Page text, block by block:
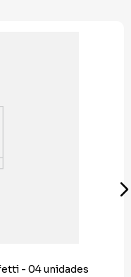
- 04 unidades